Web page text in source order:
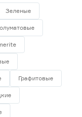
Зеленые
Графитовые